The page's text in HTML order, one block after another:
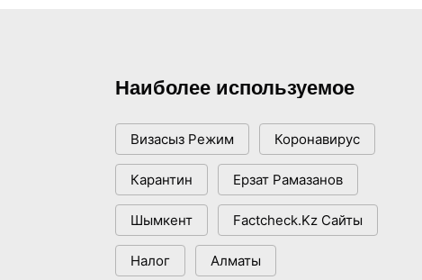
Наиболее используемое
Визасыз Режим Коронавирус
Карантин Ерзат Рамазанов
Шымкент Factcheck.kz Сайты
Налог Алматы